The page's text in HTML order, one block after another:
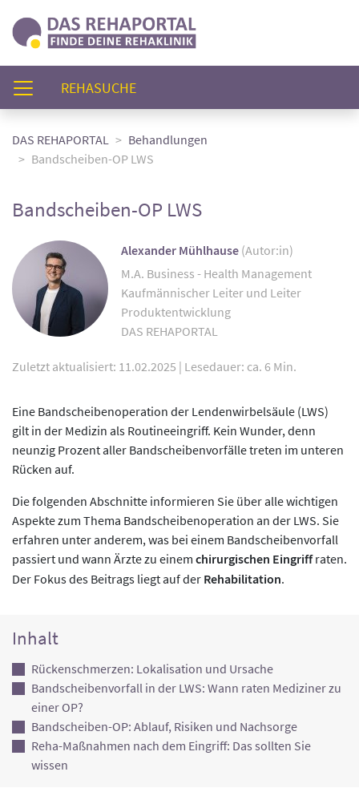
REHASUCHE(AKTUELL)
DAS REHAPORTAL
Behandlungen
Bandscheiben-OP LWS
Bandscheiben-OP LWS
Alexander Mühlhause (Autor:in)
M.A. Business - Health Management
Kaufmännischer Leiter und Leiter
Produktentwicklung
DAS REHAPORTAL
Zuletzt aktualisiert: 11.02.2025 | Lesedauer: ca. 6 Min.
Eine Bandscheibenoperation der Lendenwirbelsäule (LWS)
gilt in der Medizin als Routineeingriff. Kein Wunder, denn
neunzig Prozent aller Bandscheibenvorfälle treten im unteren
Rücken auf.
Die folgenden Abschnitte informieren Sie über alle wichtigen
Aspekte zum Thema Bandscheibenoperation an der LWS. Sie
erfahren unter anderem, was bei einem Bandscheibenvorfall
passiert und wann Ärzte zu einem chirurgischen Eingriffraten.
Der Fokus des Beitrags liegt auf der Rehabilitation.
Inhalt
Rückenschmerzen: Lokalisation und Ursache
Bandscheibenvorfall in der LWS: Wann raten Mediziner zu
einer OP?
Bandscheiben-OP: Ablauf, Risiken und Nachsorge
Reha-Maßnahmen nach dem Eingriff: Das sollten Sie
wissen